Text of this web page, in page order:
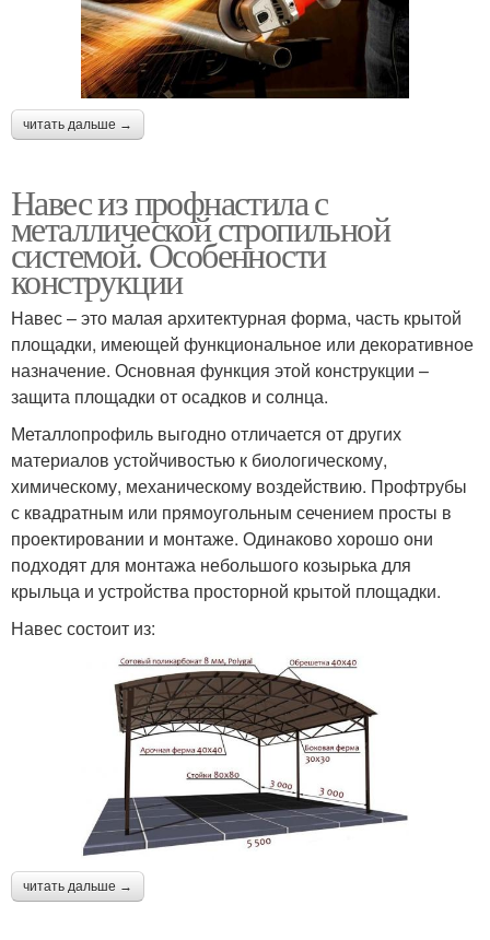
читать дальше →
Навес из профнастила с
металлической стропильной
системой. Особенности
конструкции
Навес – это малая архитектурная форма, часть крытой
площадки, имеющей функциональное или декоративное
назначение. Основная функция этой конструкции –
защита площадки от осадков и солнца.
Металлопрофиль выгодно отличается от других
материалов устойчивостью к биологическому,
химическому, механическому воздействию. Профтрубы
с квадратным или прямоугольным сечением просты в
проектировании и монтаже. Одинаково хорошо они
подходят для монтажа небольшого козырька для
крыльца и устройства просторной крытой площадки.
Навес состоит из:
читать дальше →